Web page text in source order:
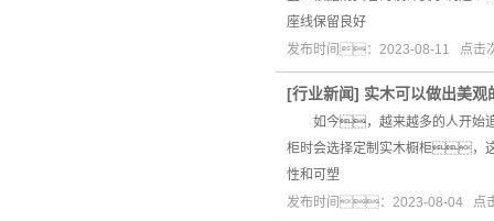
座线保留良好
发布时间：2023-08-11 点
[行业新闻] 实木可以做出美
如今，越来越多的人开始
柜时会选择定制实木橱柜
性和可塑
发布时间：2023-08-04